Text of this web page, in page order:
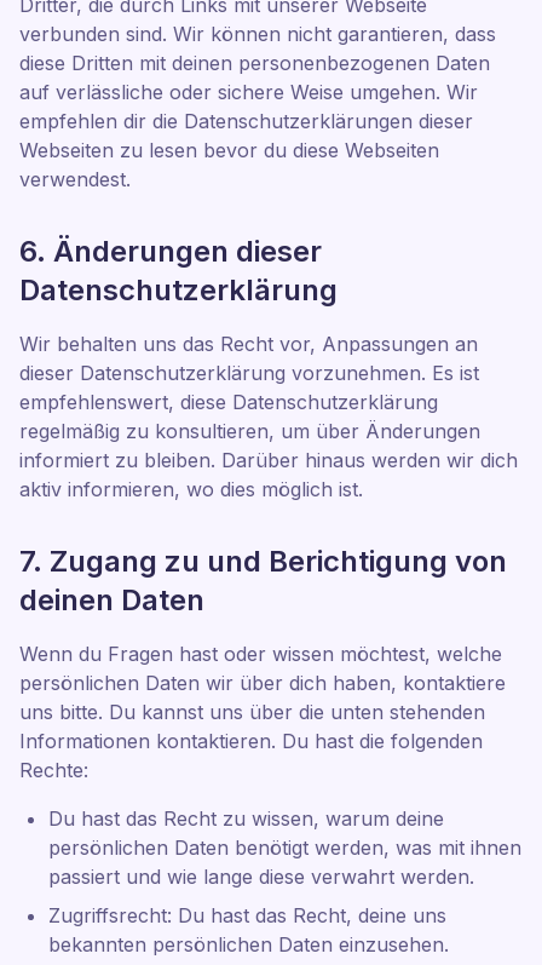
Dritter, die durch Links mit unserer Webseite
verbunden sind. Wir können nicht garantieren, dass
diese Dritten mit deinen personenbezogenen Daten
auf verlässliche oder sichere Weise umgehen. Wir
empfehlen dir die Datenschutzerklärungen dieser
Webseiten zu lesen bevor du diese Webseiten
verwendest.
6. Änderungen dieser
Datenschutzerklärung
Wir behalten uns das Recht vor, Anpassungen an
dieser Datenschutzerklärung vorzunehmen. Es ist
empfehlenswert, diese Datenschutzerklärung
regelmäßig zu konsultieren, um über Änderungen
informiert zu bleiben. Darüber hinaus werden wir dich
aktiv informieren, wo dies möglich ist.
7. Zugang zu und Berichtigung von
deinen Daten
Wenn du Fragen hast oder wissen möchtest, welche
persönlichen Daten wir über dich haben, kontaktiere
uns bitte. Du kannst uns über die unten stehenden
Informationen kontaktieren. Du hast die folgenden
Rechte:
Du hast das Recht zu wissen, warum deine
persönlichen Daten benötigt werden, was mit ihnen
passiert und wie lange diese verwahrt werden.
Zugriffsrecht: Du hast das Recht, deine uns
bekannten persönlichen Daten einzusehen.